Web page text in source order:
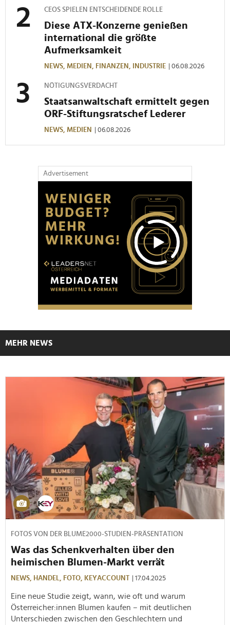
CEOS SPIELEN ENTSCHEIDENDE ROLLE
Diese ATX-Konzerne genießen
international die größte
Aufmerksamkeit
NEWS, MEDIEN, FINANZEN, INDUSTRIE | 06.08.2026
NÖTIGUNGSVERDACHT
Staatsanwaltschaft ermittelt gegen
ORF-Stiftungsratschef Lederer
NEWS, MEDIEN | 06.08.2026
Advertisement
MEHR NEWS
FOTOS VON DER BLUME2000-STUDIEN-PRÄSENTATION
Was das Schenkverhalten über den
heimischen Blumen-Markt verrät
NEWS, HANDEL, FOTO, KEYACCOUNT | 17.04.2025
Eine neue Studie zeigt, wann, wie oft und warum
Österreicher:innen Blumen kaufen – mit deutlichen
Unterschieden zwischen den Geschlechtern und